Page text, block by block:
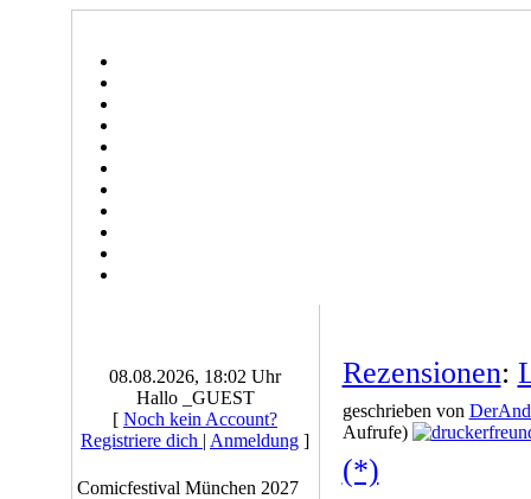
08.08.2026, 18:02 Uhr
Hallo _GUEST
[ Noch kein Account?
Registriere dich | Anmeldung ]
Comicfestival München 2027
Rezensionen:
geschrieben von
Aufrufe)
(*)